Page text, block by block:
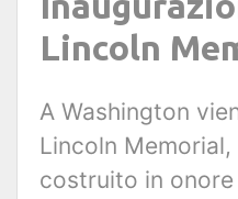
Lincoln
A Washington
Lincoln
costruito in onore